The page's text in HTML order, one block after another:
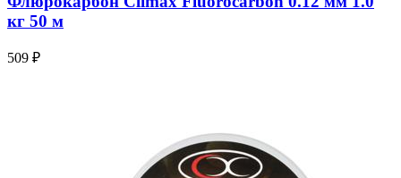
кг 50 м
509 ₽